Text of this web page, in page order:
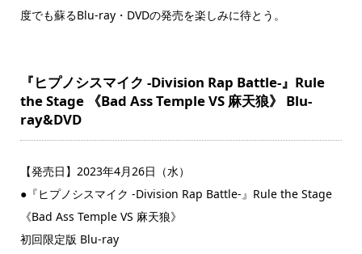
度でも蘇るBlu-ray・DVDの発売を楽しみに待とう。
『ヒプノシスマイク -Division Rap Battle-』Rule
the Stage 《Bad Ass Temple VS 麻天狼》 Blu-
ray&DVD
【発売日】2023年4月26日（水）
●『ヒプノシスマイク -Division Rap Battle-』Rule the Stage
《Bad Ass Temple VS 麻天狼》
初回限定版 Blu-ray